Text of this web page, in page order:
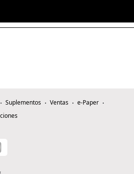
Suplementos Ventas
e-Paper